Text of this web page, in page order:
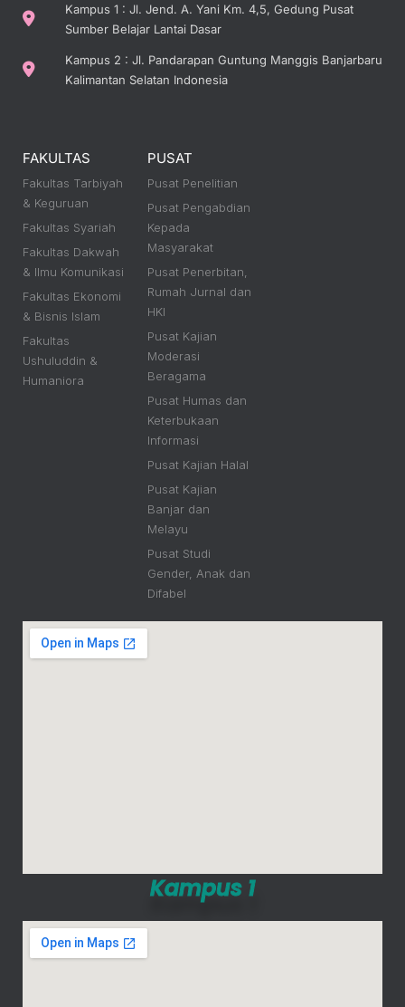
Kampus 1 : Jl. Jend. A. Yani Km. 4,5, Gedung Pusat
Sumber Belajar Lantai Dasar
Kampus 2 : Jl. Pandarapan Guntung Manggis Banjarbaru
Kalimantan Selatan Indonesia
FAKULTAS
Fakultas Tarbiyah
& Keguruan
Fakultas Syariah
Fakultas Dakwah
& Ilmu Komunikasi
Fakultas Ekonomi
& Bisnis Islam
Fakultas
Ushuluddin &
Humaniora
PUSAT
Pusat Penelitian
Pusat Pengabdian
Kepada
Masyarakat
Pusat Penerbitan,
Rumah Jurnal dan
HKI
Pusat Kajian
Moderasi
Beragama
Pusat Humas dan
Keterbukaan
Informasi
Pusat Kajian Halal
Pusat Kajian
Banjar dan
Melayu
Pusat Studi
Gender, Anak dan
Difabel
Kampus 1